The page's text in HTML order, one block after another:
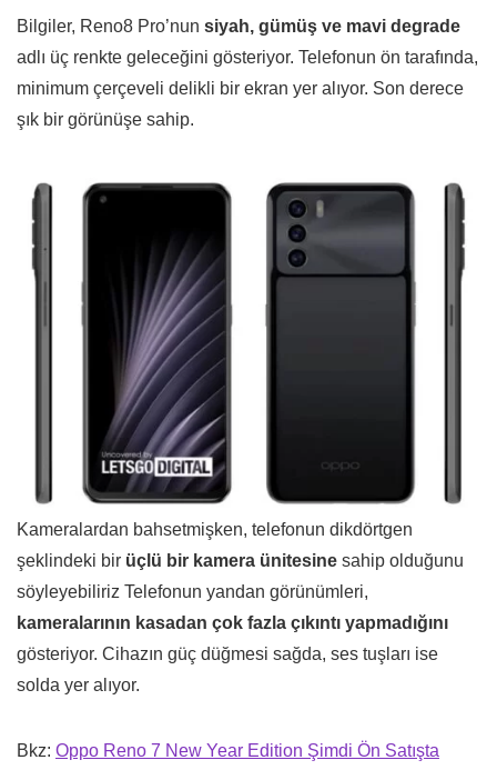
Bilgiler, Reno8 Pro’nun siyah, gümüş ve mavi degrade
adlı üç renkte geleceğini gösteriyor. Telefonun ön tarafında,
minimum çerçeveli delikli bir ekran yer alıyor. Son derece
şık bir görünüşe sahip.
Kameralardan bahsetmişken, telefonun dikdörtgen
şeklindeki bir üçlü bir kamera ünitesine sahip olduğunu
söyleyebiliriz Telefonun yandan görünümleri,
kameralarının kasadan çok fazla çıkıntı yapmadığını
gösteriyor. Cihazın güç düğmesi sağda, ses tuşları ise
solda yer alıyor.
Bkz: Oppo Reno 7 New Year Edition Şimdi Ön Satışta